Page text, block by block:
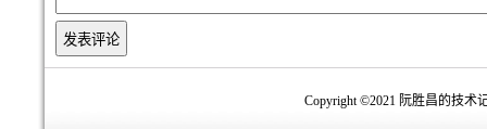
Copyright ©2021 阮胜昌的技术